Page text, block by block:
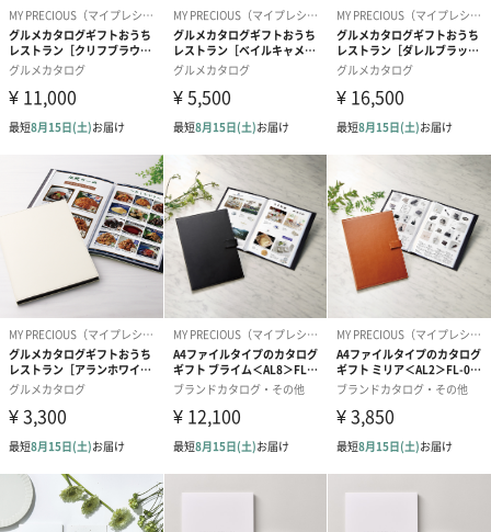
商品オプション情報
のし
御結婚御祝（外のし）
（0円）
御結婚御祝（内のし）
（0円）
御祝（蝶結び/
紙袋